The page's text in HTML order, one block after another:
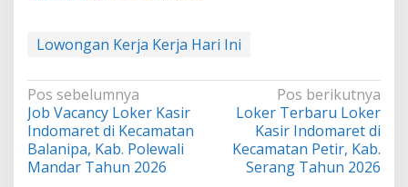
Lowongan Kerja Kerja Hari Ini
Navigasi
pos
Pos sebelumnya
Job Vacancy Loker Kasir
Indomaret di Kecamatan
Balanipa, Kab. Polewali
Mandar Tahun 2026
Pos berikutnya
Loker Terbaru Loker
Kasir Indomaret di
Kecamatan Petir, Kab.
Serang Tahun 2026